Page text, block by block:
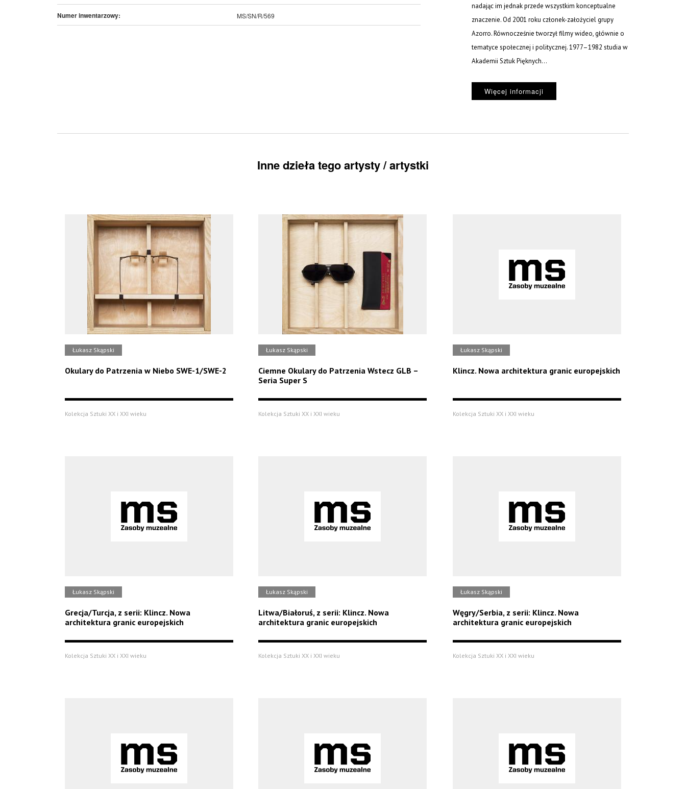
Numer inwentarzowy: MS/SN/R/569
nadając im jednak przede wszystkim konceptualne
znaczenie. Od 2001 roku członek-założyciel grupy
Azorro. Równocześnie tworzył filmy wideo, głównie o
tematyce społecznej i politycznej. 1977–1982 studia w
Akademii Sztuk Pięknych...
Więcej informacji
Inne dzieła tego artysty / artystki
Łukasz Skąpski
Okulary do Patrzenia w Niebo SWE-1/SWE-2
Kolekcja Sztuki XX i XXI wieku
Łukasz Skąpski
Ciemne Okulary do Patrzenia Wstecz GLB –
Seria Super S
Kolekcja Sztuki XX i XXI wieku
Łukasz Skąpski
Klincz. Nowa architektura granic europejskich
Kolekcja Sztuki XX i XXI wieku
Łukasz Skąpski
Grecja/Turcja, z serii: Klincz. Nowa
architektura granic europejskich
Kolekcja Sztuki XX i XXI wieku
Łukasz Skąpski
Litwa/Białoruś, z serii: Klincz. Nowa
architektura granic europejskich
Kolekcja Sztuki XX i XXI wieku
Łukasz Skąpski
Węgry/Serbia, z serii: Klincz. Nowa
architektura granic europejskich
Kolekcja Sztuki XX i XXI wieku